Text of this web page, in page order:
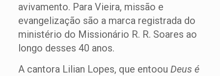
avivamento. Para Vieira, missão e
evangelização são a marca registrada do
ministério do Missionário R. R. Soares ao
longo desses 40 anos.
A cantora Lilian Lopes, que entoou Deus é